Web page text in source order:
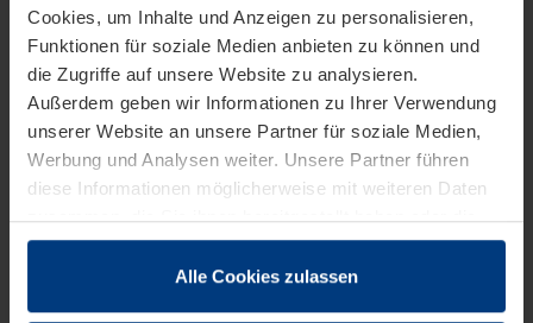
Cookies, um Inhalte und Anzeigen zu personalisieren,
Funktionen für soziale Medien anbieten zu können und
die Zugriffe auf unsere Website zu analysieren.
Außerdem geben wir Informationen zu Ihrer Verwendung
unserer Website an unsere Partner für soziale Medien,
Werbung und Analysen weiter. Unsere Partner führen
diese Informationen möglicherweise mit weiteren Daten
zusammen, die Sie ihnen bereitgestellt haben oder die
sie im Rahmen Ihrer Nutzung der Dienste gesammelt
Alle Cookies zulassen